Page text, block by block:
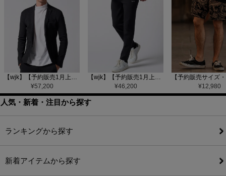
【wjk】【予約販売1月上旬～中旬入荷】function knit jacket(jacquard check) ニットジャケット(207 mw08j)
¥57,200
【wjk】【予約販売1月上旬～中旬入荷】function knit easy slacks(jacquard check) ニットイージーパンツ(504 mw08j)
¥46,200 ¥12,980
人気・新着・注目から探す
ランキングから探す
新着アイテムから探す